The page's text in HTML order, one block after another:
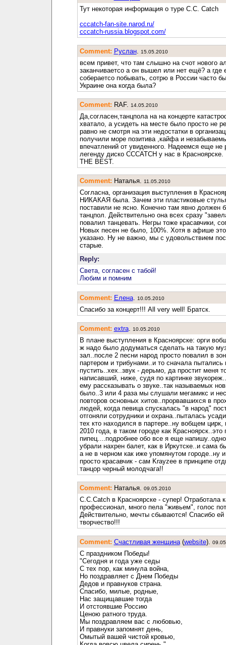
Тут некоторая информация о туре C.C. Catch
cccatch-fan-site.narod.ru/
cccatch-russia.blogspot.com/
Comment: Руслан. 15.05.2010
всем привет, что там слышно на счот нового
заканчиваетсо а он вышел или нет ещё? а где
собераетсо побывать, сотрю в России часто
Украине она когда была?
Comment: RAF. 14.05.2010
Да,согласен,танцпола на на концерте
хватало, а усидеть на месте было просто не
равно не смотря на эти недостатки в
получили море позитива ,кайфа и
впечатлений от увиденного. Надеемся еще не
легенду диско CCCATCH у нас в Красноярске.
THE BEST.
Comment: Наталья. 11.05.2010
Согласна, организация выступления в
НИКАКАЯ была. Зачем эти пластиковые
поставили не ясно. Конечно там явно должен
танцпол. Действительно она всех сразу
повалил танцевать. Негры тоже красавчики,
Новых песен не было, 100%. Хотя в афише
указано. Ну не важно, мы с удовольствием
старые.
Reply:
Света, согласен с табой!
Любим и помним
Comment: Елена. 10.05.2010
Спасибо за концерт!!! All very well! Братск.
Comment: extra. 10.05.2010
В плане выступления в Красноярске: орги
ж надо было додуматься сделать на такую
зал..после 2 песни народ просто повалил в
партером и трибунами..и то сначала пытались
пустить..хех..звук - дерьмо, да простит меня
написавший, ниже, судя по картинке
ему рассказывать о звуке..так называемых
было..3 или 4 раза мы слушали мегамикс и
повторов основных хитов..прорвавшихся в
людей, когда певица спускалась "в народ"
отгоняли сотрудники и охрана..пыталась
тех кто находился в партере..ну вобщем цирк,
2010 года, в таком городе как Красноярск..это
пипец....подробнее обо все я еще
убрали нахрен балет, как в Иркутске..и сама
а не в черном как иже упомянутом городе..ну
просто красавчик - сам Krayzee в принципе
танцор черный молодчага!!
Comment: Наталья. 09.05.2010
C.C.Catch в Красноярске - супер! Отработала
профессионал, много пела "живьем", голос
Действительно, мечты сбываются! Спасибо ей
творчество!!!
Comment: Счастливая женщина(website).
C праздником Победы!
"Сегодня и года уже седы
С тех пор, как минула война,
Но поздравляет с Днем Победы
Дедов и правнуков страна.
Спасибо, милые, родные,
Нас защищавшие тогда
И отстоявшие Россию
Ценою ратного труда.
Мы поздравляем вас с любовью,
И правнуки запомнят день,
Омытый вашей чистой кровью,